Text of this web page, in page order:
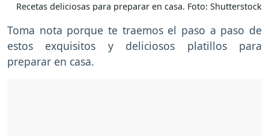
Recetas deliciosas para preparar en casa. Foto: Shutterstock
Toma nota porque te traemos el paso a paso de
estos exquisitos y deliciosos platillos para
preparar en casa.